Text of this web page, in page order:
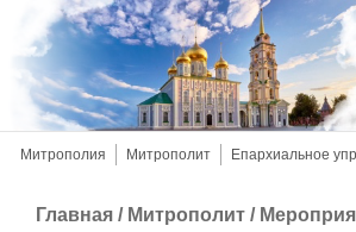
Митрополия Митрополит Епархиальное
Главная / Митрополит /